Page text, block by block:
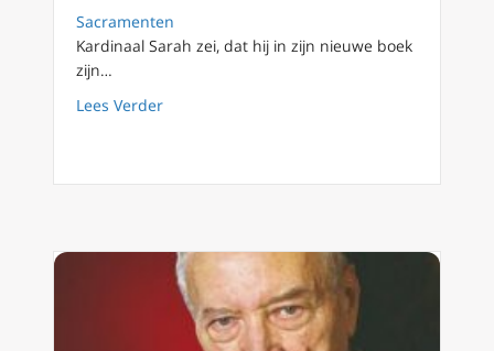
Sacramenten
Kardinaal Sarah zei, dat hij in zijn nieuwe boek
zijn…
Lees Verderabout Kardinaal Sarah roept katholieke